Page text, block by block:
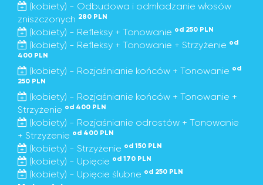
(kobiety) - Odbudowa i odmładzanie włosów
zniszczonych 280 PLN
(kobiety) - Refleksy + Tonowanie od 250 PLN
(kobiety) - Refleksy + Tonowanie + Strzyżenie od
400 PLN
(kobiety) - Rozjaśnianie końców + Tonowanie od
250 PLN
(kobiety) - Rozjaśnianie końców + Tonowanie +
Strzyżenie od 400 PLN
(kobiety) - Rozjaśnianie odrostów + Tonowanie
+ Strzyżenie od 400 PLN
(kobiety) - Strzyżenie od 150 PLN
(kobiety) - Upięcie od 170 PLN
(kobiety) - Upięcie ślubne od 250 PLN